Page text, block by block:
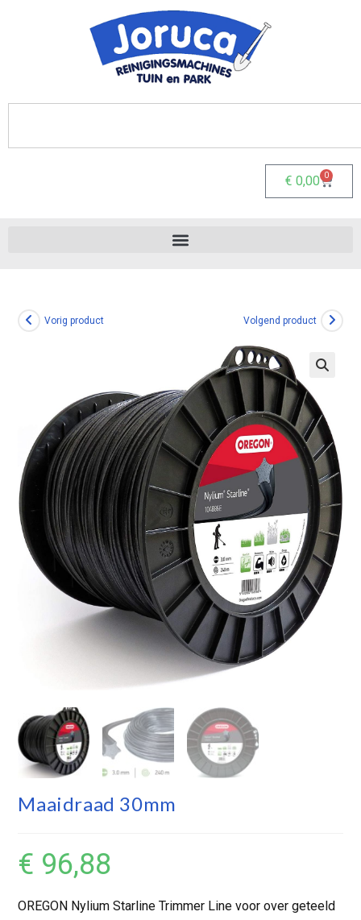
€ 0,00 0
Vorig product Volgend product
Maaidraad 30mm
€ 96,88
OREGON Nylium Starline Trimmer Line voor over geteeld